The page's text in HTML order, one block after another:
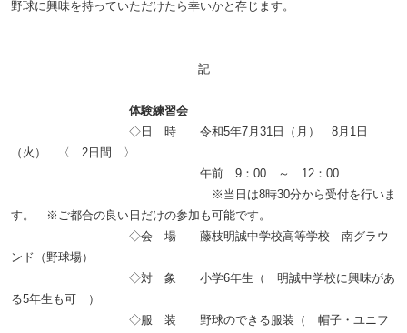
野球に興味を持っていただけたら幸いかと存じます。
記
体験練習会
◇日 時 令和5年7月 31 日（月） 8月 1 日
（火） 〈 2 日間 〉
午前 9 ： 00 ～ 12 ： 00
※当日は8時30分から受付を行いま
す。 ※ご都合の良い日だけの参加も可能です。
◇会 場 藤枝明誠中学校高等学校 南グラウ
ンド（野球場）
◇対 象 小学6年生（ 明誠中学校に興味があ
る5年生も可 ）
◇服 装 野球のできる服装（ 帽子・ユニフ